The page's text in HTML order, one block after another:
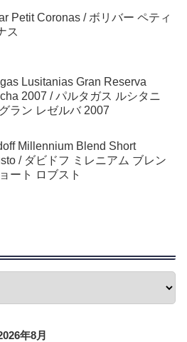
Petit Coronas / ボリバー ペティ
ス
Lusitanias Gran Reserva
2007 / パルタガス ルシタニ
ラン レゼルバ 2007
Millennium Blend Short
/ ダビドフ ミレニアム ブレン
ート ロブスト
年8月